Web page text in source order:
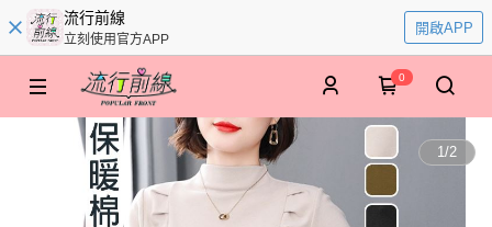
流行前線
立刻使用官方APP
開啟APP
0
1/2